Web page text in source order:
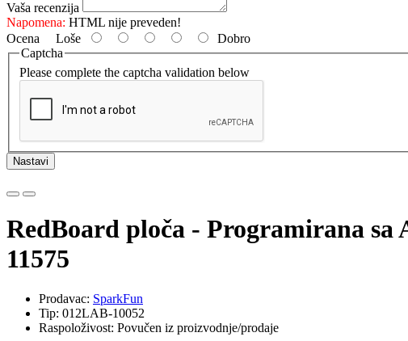
Vaša recenzija
Napomena: HTML nije preveden!
Ocena Loše
Dobro
Captcha
Please complete the captcha validation below
Nastavi
RedBoard ploča - Programirana
11575
Prodavac: SparkFun
Tip: 012LAB-10052
Raspoloživost: Povučen iz proizvodnje/prodaje